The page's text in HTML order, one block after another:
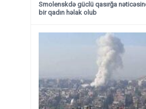
Smolenskdə güclü qasırğa
bir qadın həlak olub